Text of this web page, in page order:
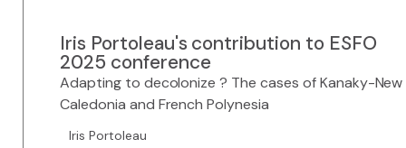
Iris Portoleau's contribution to ESFO
2025 conference
Adapting to decolonize ? The cases of Kanaky-New
Caledonia and French Polynesia
Iris Portoleau